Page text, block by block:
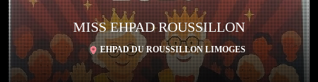
MISS EHPAD ROUSSILLON
EHPAD DU ROUSSILLON LIMOGES